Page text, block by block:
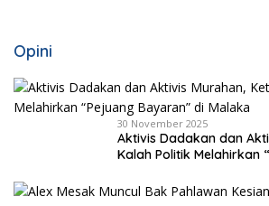
Opini
30 November 2025
Aktivis Dadakan dan
Kalah Politik Melahirkan